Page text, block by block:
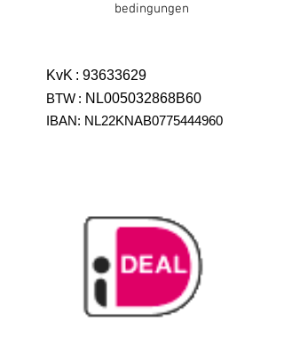
bedingungen
KvK : 93633629
BTW : NL005032868B60
IBAN: NL22KNAB0775444960